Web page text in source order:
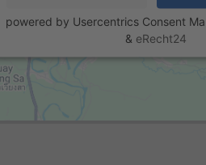
powered by Usercentrics Consent
& eRecht24